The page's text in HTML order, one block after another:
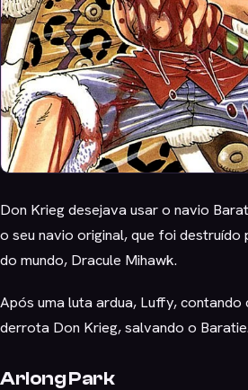
Don Krieg desejava usar o navio
o seu navio original, que foi destruído
do mundo, Dracule Mihawk.
Após uma luta ardua, Luffy, contando
derrota Don Krieg, salvando o
Arlong Park